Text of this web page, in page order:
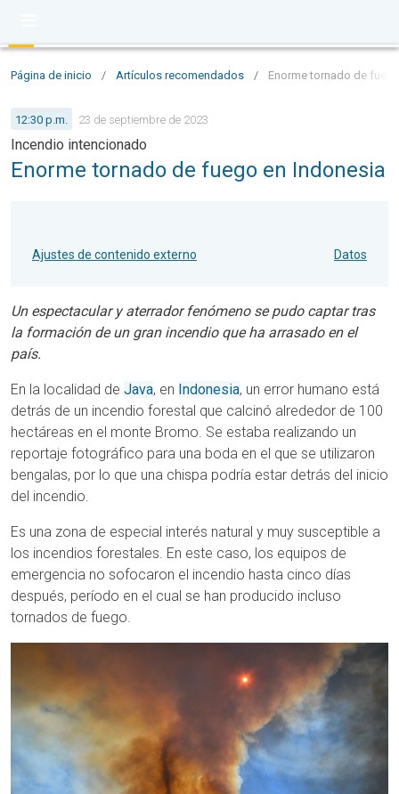
Página de inicio / Artículos recomendados / Enorme tornado de
12:30 p.m. 23 de septiembre de 2023
Incendio intencionado
Enorme tornado de fuego en Indonesia
Ajustes de contenido externo Datos
Un espectacular y aterrador fenómeno se pudo captar tras
la formación de un gran incendio que ha arrasado en el
país.
En la localidad de Java, en Indonesia, un error humano está
detrás de un incendio forestal que calcinó alrededor de 100
hectáreas en el monte Bromo. Se estaba realizando un
reportaje fotográfico para una boda en el que se utilizaron
bengalas, por lo que una chispa podría estar detrás del inicio
del incendio.
Es una zona de especial interés natural y muy susceptible a
los incendios forestales. En este caso, los equipos de
emergencia no sofocaron el incendio hasta cinco días
después, período en el cual se han producido incluso
tornados de fuego.